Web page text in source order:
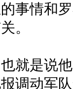
事情和
。
就是说
调动军